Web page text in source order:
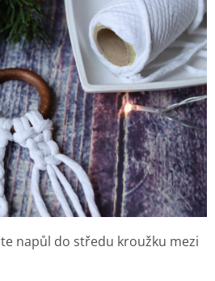
napůl do středu kroužku mezi